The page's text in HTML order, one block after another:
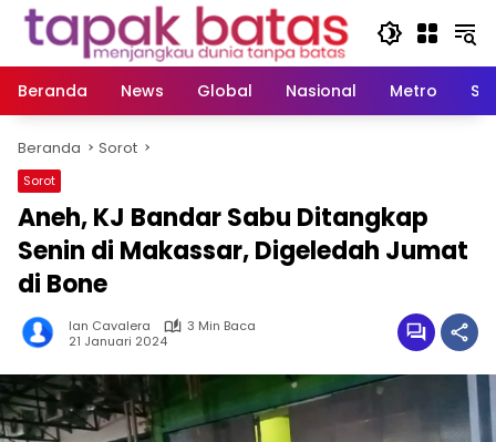
Langsung
Beranda
News Global Nasional Metro
Beranda Sorot
Sorot
Aneh, KJ Bandar Sabu Ditangkap
Senin di Makassar, Digeledah Jumat
di Bone
Ian Cavalera
3 Min Baca
21 Januari 2024